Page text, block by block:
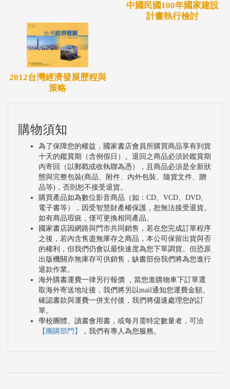
中國民國100年國家建設
計畫執行檢討
2012台灣經濟發展歷程與
策略
購物須知
為了保障您的權益，國家書店會員所購買商品享有到貨
十天的鑑賞期（含例假日）。退回之商品必須於鑑賞期
內寄回（以郵戳或收執聯為憑），且商品必須是全新狀
態與完整包裝(商品、附件、內外包裝、隨貨文件、贈
品等)，否則恕不接受退貨。
購買產品如為數位影音商品（如：CD、VCD、DVD、
電子書等），因受智慧財產權保護，恕無法接受退貨。
如有商品瑕疵，僅可更換相同產品。
國家書店因網路與門市共同銷售，若在您完成訂單程序
之後，若內含售盡無庫存之商品，本公司保留出貨與否
的權利，但我們仍會以最快速度為您下單調貨。但恐原
出版機關亦無庫存可供銷售，缺書部份我們將為您進行
退款作業。
海外購書運費一律另行報價 ，當您進購物車下訂單選
取海外寄送地址後，我們將另以mail通知您運費金額。
確認書款與運費一併支付後，我們將儘速處理您的訂
單。
學校團體、讀書會用書，或每月需特定數量者，可洽
【團購部門】
，我們有專人為您服務。